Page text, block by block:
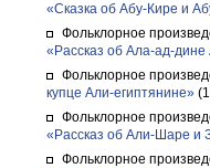
«Сказка об Абу-Кире и
Фольклорное
«Рассказ об Ала-ад-
Фольклорное
купце Али-египтянине»
Фольклорное
«Рассказ об Али-Шаре и
Фольклорное